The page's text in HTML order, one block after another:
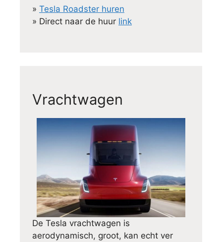
» Tesla Roadster huren
» Direct naar de huur link
Vrachtwagen
De Tesla vrachtwagen is
aerodynamisch, groot, kan echt ver